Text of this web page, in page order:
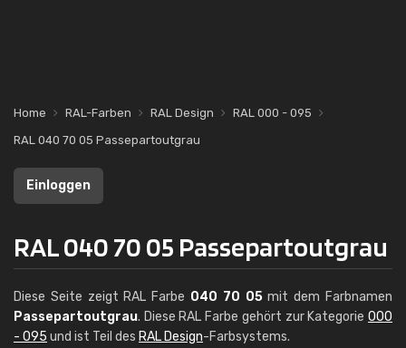
Home RAL-Farben RAL Design
RAL 000 - 095
RAL 040 70 05 Passepartoutgrau
Einloggen
RAL 040 70 05 Passepartoutgrau
Diese Seite zeigt RAL Farbe 040 70 05mit dem Farbnamen
Passepartoutgrau. Diese RAL Farbe gehört zur Kategorie 000
- 095 und ist Teil des RAL Design-Farbsystems.